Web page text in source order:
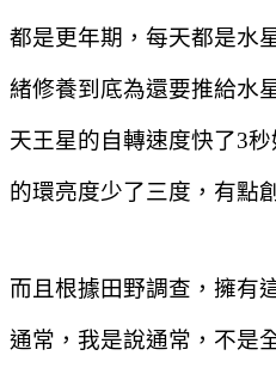
都是更年期，每天都是水
緒修養到底為還要推給水
天王星的自轉速度快了3秒
的環亮度少了三度，有點
而且根據田野調查，擁有
通常，我是說通常，不是